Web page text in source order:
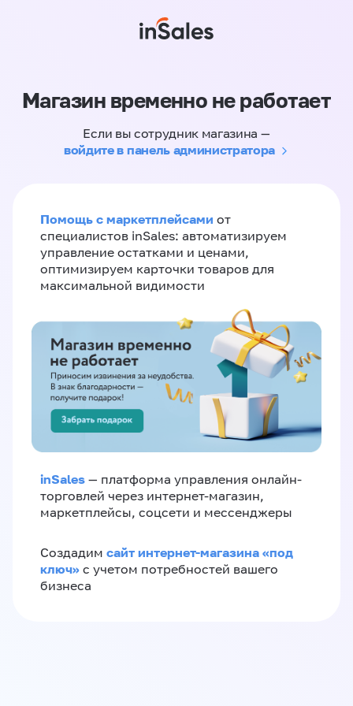
Магазин временно не работает
Если вы сотрудник магазина —
войдите в панель администратора
Помощь с маркетплейсами от
специалистов inSales: автоматизируем
управление остатками и ценами,
оптимизируем карточки товаров для
максимальной видимости
inSales — платформа управления онлайн-
торговлей через интернет-магазин,
маркетплейсы, соцсети и мессенджеры
Создадим сайт интернет-магазина «под
ключ» с учетом потребностей вашего
бизнеса